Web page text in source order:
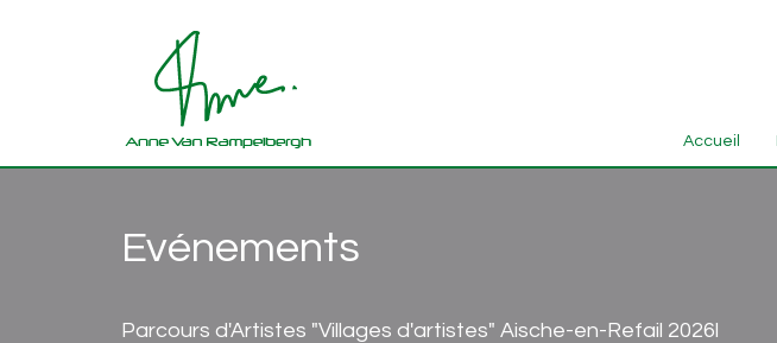
Accueil
Evénements
Parcours d'Artistes "Villages d'artistes" Aische-en-Refail 2026l